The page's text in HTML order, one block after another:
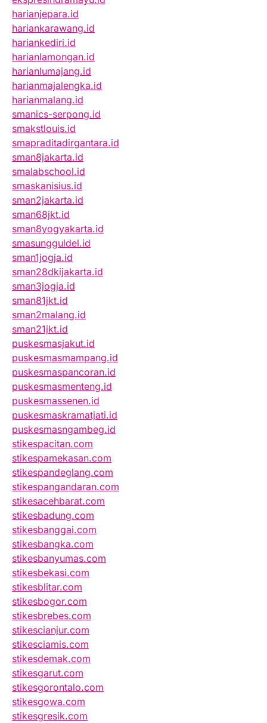
harianjepara.id
hariankarawang.id
hariankediri.id
harianlamongan.id
harianlumajang.id
harianmajalengka.id
harianmalang.id
smanics-serpong.id
smakstlouis.id
smapraditadirgantara.id
sman8jakarta.id
smalabschool.id
smaskanisius.id
sman2jakarta.id
sman68jkt.id
sman8yogyakarta.id
smasungguldel.id
sman1jogja.id
sman28dkijakarta.id
sman3jogja.id
sman81jkt.id
sman2malang.id
sman21jkt.id
puskesmasjakut.id
puskesmasmampang.id
puskesmaspancoran.id
puskesmasmenteng.id
puskesmassenen.id
puskesmaskramatjati.id
puskesmasngambeg.id
stikespacitan.com
stikespamekasan.com
stikespandeglang.com
stikespangandaran.com
stikesacehbarat.com
stikesbadung.com
stikesbanggai.com
stikesbangka.com
stikesbanyumas.com
stikesbekasi.com
stikesblitar.com
stikesbogor.com
stikesbrebes.com
stikescianjur.com
stikesciamis.com
stikesdemak.com
stikesgarut.com
stikesgorontalo.com
stikesgowa.com
stikesgresik.com